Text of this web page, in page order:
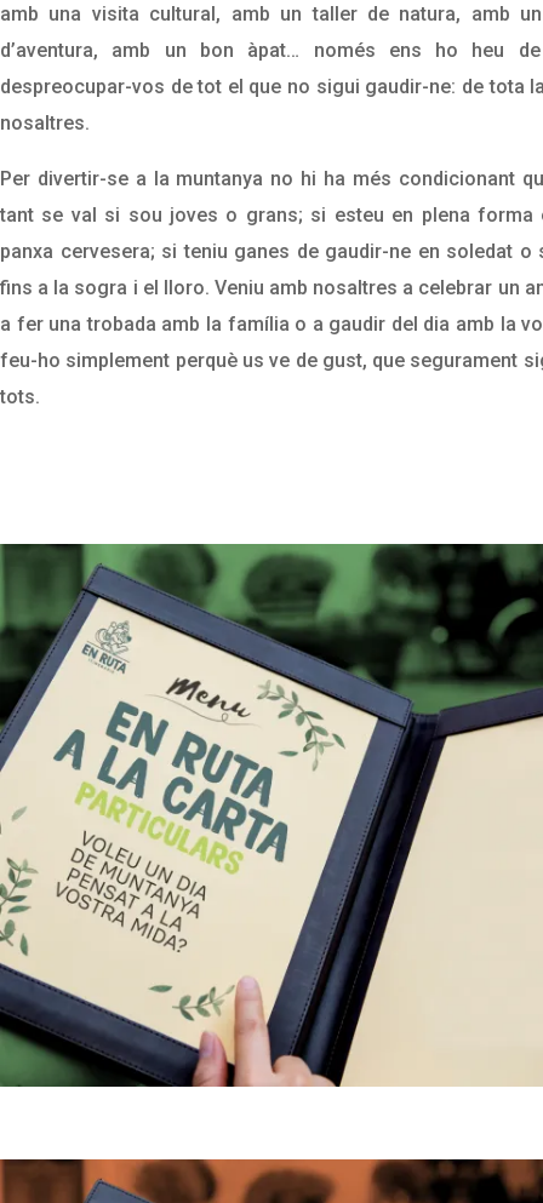
amb una visita cultural, amb un taller de natura, amb
d’aventura, amb un bon àpat… només ens ho heu
despreocupar-vos de tot el que no sigui gaudir-ne: de tota
nosaltres.
Per divertir-se a la muntanya no hi ha més condicionant
tant se val si sou joves o grans; si esteu en plena
panxa cervesera; si teniu ganes de gaudir-ne en soledat o
fins a la sogra i el lloro. Veniu amb nosaltres a celebrar un
a fer una trobada amb la família o a gaudir del dia amb la
feu-ho simplement perquè us ve de gust, que segurament
tots.